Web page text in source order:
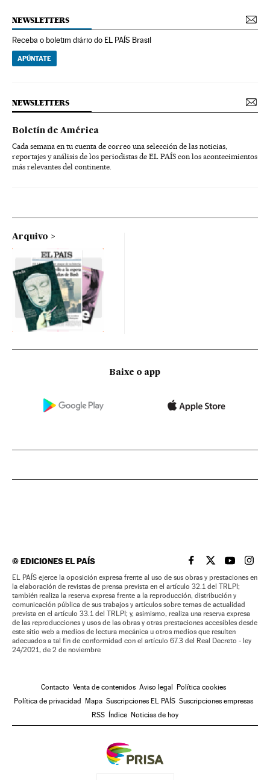
NEWSLETTERS
Receba o boletim diário do EL PAÍS Brasil
APÚNTATE
NEWSLETTERS
Boletín de América
Cada semana en tu cuenta de correo una selección de las noticias,
reportajes y análisis de los periodistas de EL PAÍS con los acontecimientos
más relevantes del continente.
Arquivo
Baixe o app
©EDICIONES EL PAÍS EL PAÍS BRASIL EN
EL PAÍSEL PAÍS
EL
EL PAÍS ejerce la oposición expresa frente al uso de sus obras y prestaciones en
la elaboración de revistas de prensa prevista en el artículo 32.1 del TRLPI;
también realiza la reserva expresa frente a la reproducción, distribución y
comunicación pública de sus trabajos y artículos sobre temas de actualidad
prevista en el artículo 33.1 del TRLPI; y, asimismo, realiza una reserva expresa
de las reproducciones y usos de las obras y otras prestaciones accesibles desde
este sitio web a medios de lectura mecánica u otros medios que resulten
adecuados a tal fin de conformidad con el artículo 67.3 del Real Decreto - ley
24/2021, de 2 de noviembre
Contacto Venta de contenidos Aviso legal
Política cookies
Política de privacidad
Mapa Suscripciones EL PAÍS Suscripciones empresas
RSS
Índice Noticias de hoy